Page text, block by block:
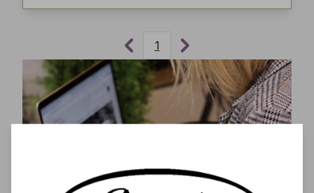
1